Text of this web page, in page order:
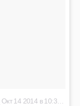
Окт 14 2014 в 10:30 PDT